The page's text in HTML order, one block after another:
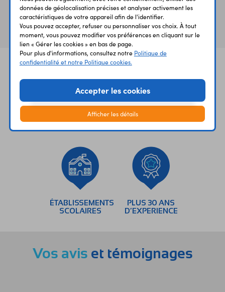
Vous avez déja consulté
UNE QUESTION?
LIVRAISON
ÉTABLISSEMENTS
SCOLAIRES
PLUS 30 ANS
D’EXPERIENCE
Vos avis et témoignages
données de géolocalisation précises et analyser activement les
caractéristiques de votre appareil afin de l'identifier.
Vous pouvez accepter, refuser ou personnaliser vos choix. À tout
moment, vous pouvez modifier vos préférences en cliquant sur le
lien « Gérer les cookies » en bas de page.
Pour plus d'informations, consultez notre Politique de
confidentialité et notre Politique cookies.
Accepter les cookies
Afficher les détails